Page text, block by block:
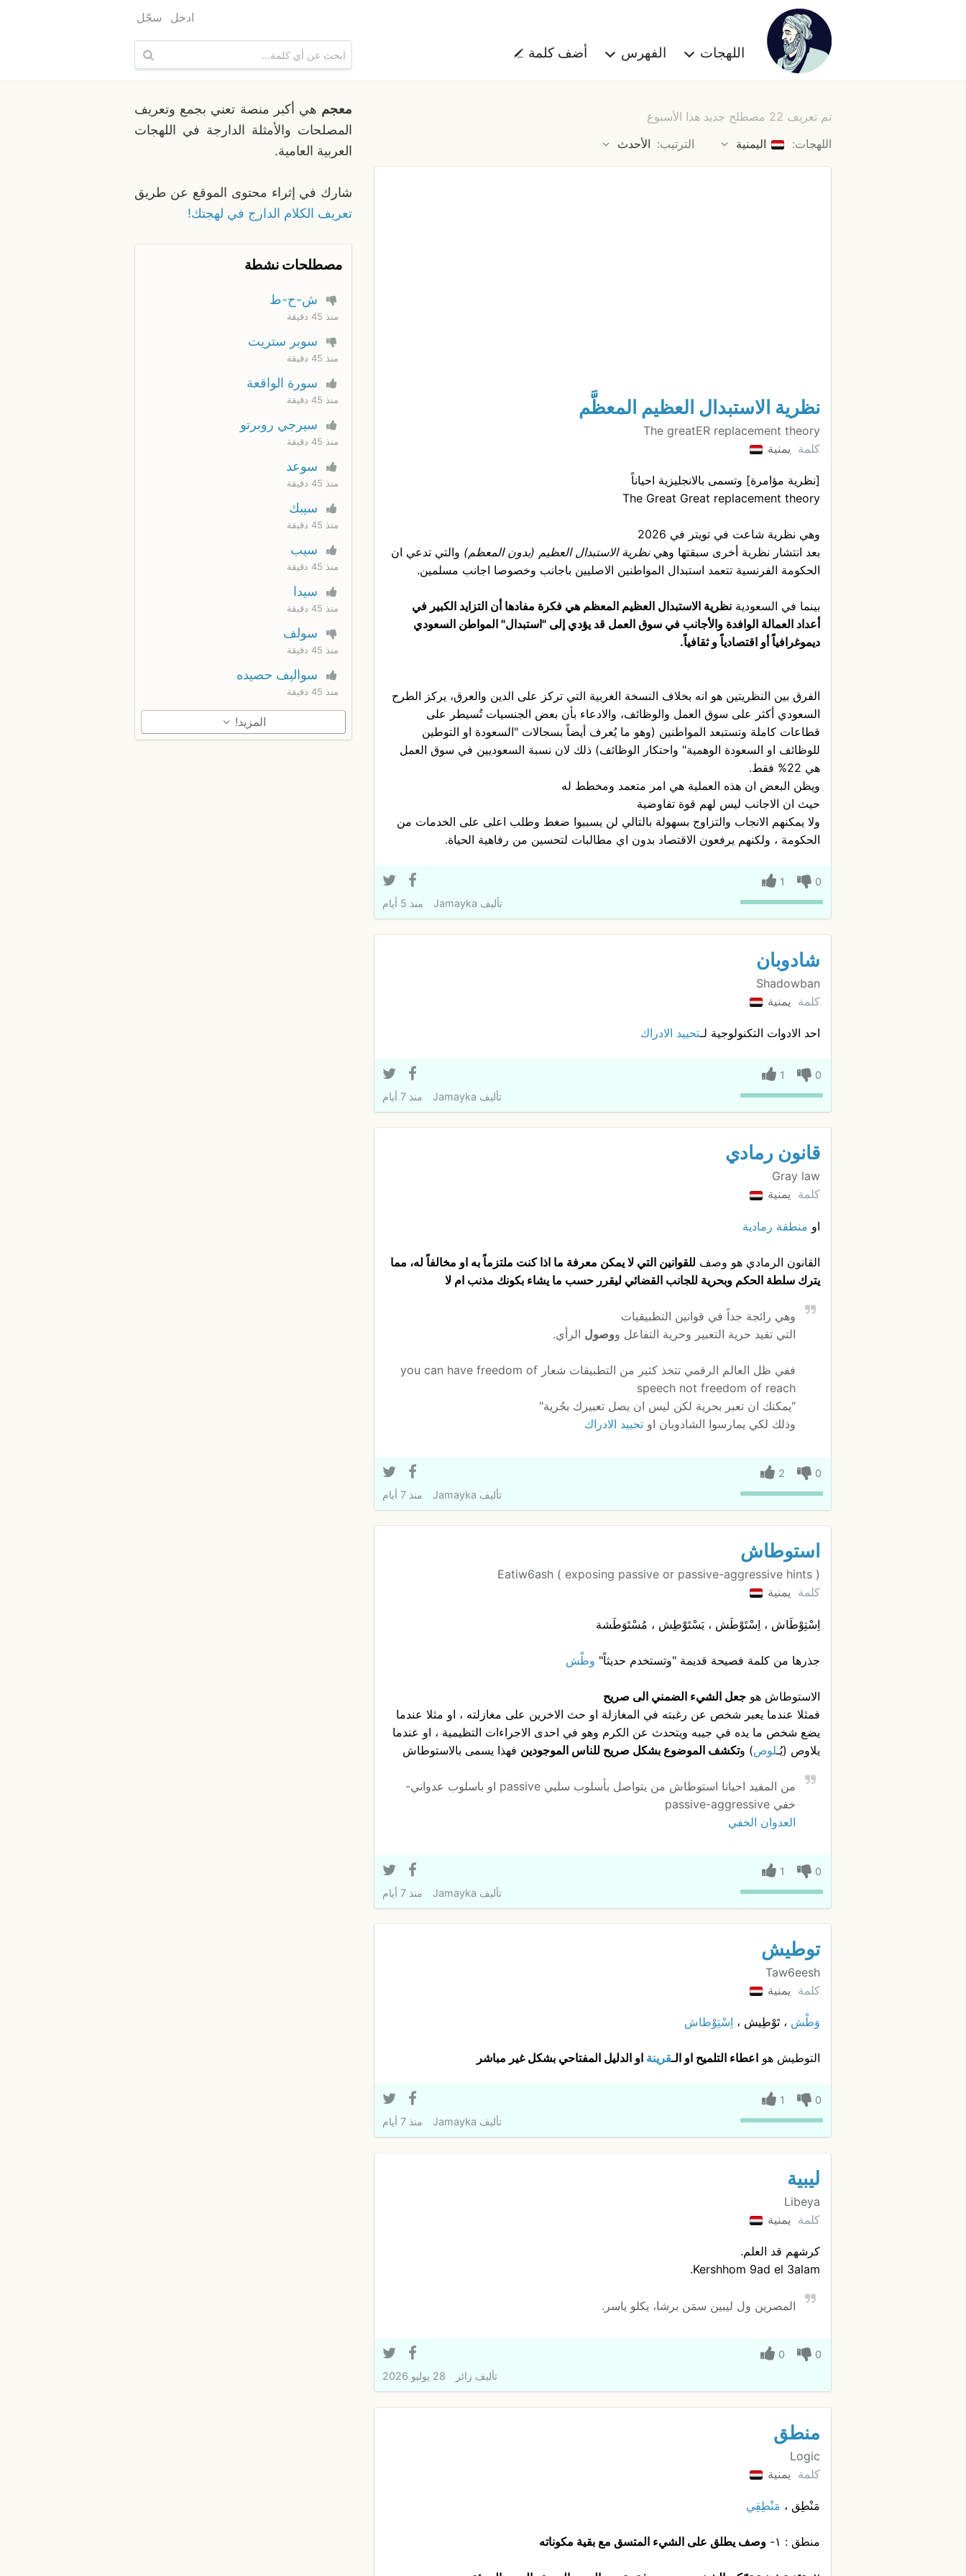
اللهجات الفهرس أضف كلمة
ادخل سجّل
تم تعريف 22 مصطلح جديد هذا الأسبوع
اللهجات:
اليمنية الترتيب: الأحدث
نظرية الاستبدال العظيم المعظَّم
The greatER replacement theory
كلمة يمنية
[نظرية مؤامرة] وتسمى بالانجليزية احياناً
The Great Great replacement theory
وهي نظرية شاعت في تويتر في 2026
بعد انتشار نظرية أخرى سبقتها وهينظرية الاستبدال العظيم (بدون المعظم) والتي تدعي ان
الحكومة الفرنسية تتعمد استبدال المواطنين الاصليين باجانب وخصوصا اجانب مسلمين.
بينما في السعودية نظرية الاستبدال العظيم المعظم هي فكرة مفادها أن التزايد الكبير في
أعداد العمالة الوافدة والأجانب في سوق العمل قد يؤدي إلى "استبدال" المواطن السعودي
ديموغرافياً أو اقتصادياً و ثقافياً.
الفرق بين النظريتين هو انه بخلاف النسخة الغربية التي تركز على الدين والعرق، يركز الطرح
السعودي أكثر على سوق العمل والوظائف، والادعاء بأن بعض الجنسيات تُسيطر على
قطاعات كاملة وتستبعد المواطنين (وهو ما يُعرف أيضاً بسجالات "السعودة او التوطين
للوظائف او السعودة الوهمية" واحتكار الوظائف) ذلك لان نسبة السعوديين في سوق العمل
هي 22% فقط.
ويظن البعض ان هذه العملية هي امر متعمد ومخطط له
حيث ان الاجانب ليس لهم قوة تفاوضية
ولا يمكنهم الانجاب والتزاوج بسهولة بالتالي لن يسببوا ضغط وطلب اعلى على الخدمات من
الحكومة ، ولكنهم يرفعون الاقتصاد بدون اي مطالبات لتحسين من رفاهية الحياة.
0
1
تأليف Jamayka منذ 5 أيام
شادوبان
Shadowban
كلمة يمنية
احد الادوات التكنولوجية لـتحييد الادراك
0
1
تأليف Jamayka منذ 7 أيام
قانون رمادي
Gray law
كلمة يمنية
او منطقة رمادية
القانون الرمادي هو وصف للقوانين التي لا يمكن معرفة ما اذا كنت ملتزماً به او مخالفاً له، مما
يترك سلطة الحكم وبحرية للجانب القضائي ليقرر حسب ما يشاء بكونك مذنب ام لا
وهي رائجة جداً في قوانين التطبيقيات
التي تقيد حرية التعبير وحرية التفاعل ووصول الرأي.
ففي ظل العالم الرقمي تتخذ كثير من التطبيقات شعار you can have freedom of
speech not freedom of reach
"يمكنك ان تعبر بحرية لكن ليس ان يصل تعبيرك بحُرية"
وذلك لكي يمارسوا الشادوبان او تحييد الادراك
0
2
تأليف Jamayka منذ 7 أيام
استوطاش
Eatiw6ash ( exposing passive or passive-aggressive hints )
كلمة يمنية
اِسْتِوْطَاش ، اِسْتَوْطَش ، يَسْتَوْطِش ، مُسْتَوَطَشة
جذرها من كلمة فصيحة قديمة "وتستخدم حديثاً" وطْش
الاستوطاش هو جعل الشيء الضمني الى صريح
فمثلا عندما يعبر شخص عن رغبته في المغازلة او حث الاخرين على مغازلته ، او مثلا عندما
يضع شخص ما يده في جيبه ويتحدث عن الكرم وهو في احدى الاجراءات التظيمية ، او عندما
يلاوص (يُـلوص) وتكشف الموضوع بشكل صريح للناس الموجودين فهذا يسمى بالاستوطاش
من المفيد احيانا استوطاش من يتواصل بأسلوب سلبي passive او باسلوب عدواني-
خفي passive-aggressive
العدوان الخفي
0
1
تأليف Jamayka منذ 7 أيام
توطيش
Taw6eesh
كلمة يمنية
وَطْش ، تَوْطِيش ، اِسْتِوْطاش
التوطيش هو اعطاء التلميح او الـقرينة او الدليل المفتاحي بشكل غير مباشر
0
1
تأليف Jamayka منذ 7 أيام
ليبية
Libeya
كلمة يمنية
كرشهم قد العلم.
Kershhom 9ad el 3alam.
المصرين ول ليبين سمَن برشا، يكلو ياسر.
0
0
تأليف زائر 28 يوليو 2026
منطق
Logic
كلمة يمنية
مَنْطِق ، مَنْطِقِي
منطق : ١- وصف يطلق على الشيء المتسق مع بقية مكوناته
معجم هي أكبر منصة تعني بجمع وتعريف
المصلحات والأمثلة الدارجة في اللهجات
العربية العامية.
شارك في إثراء محتوى الموقع عن طريق
تعريف الكلام الدارج في لهجتك!
مصطلحات نشطة
ش-ح-ط
منذ 45 دقيقة
سوبر ستريت
منذ 45 دقيقة
سورة الواقعة
منذ 45 دقيقة
سيرجي روبرتو
منذ 45 دقيقة
سوعد
منذ 45 دقيقة
سيبك
منذ 45 دقيقة
سيب
منذ 45 دقيقة
سيدا
منذ 45 دقيقة
سولف
منذ 45 دقيقة
سواليف حصيده
منذ 45 دقيقة
المزيد!